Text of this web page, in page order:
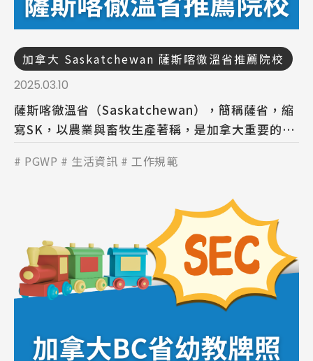
加拿大 Saskatchewan 薩斯喀徹溫省推薦院校
2025.03.10
薩斯喀徹溫省（Saskatchewan），簡稱薩省，縮
寫SK，以農業與畜牧生產著稱，是加拿大重要的糧
尼托巴省。
PGWP 生活資訊 工作規範